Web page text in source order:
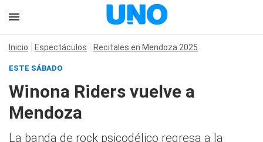
Inicio Espectáculos Recitales en Mendoza 2025
ESTE SÁBADO
Winona Riders vuelve a
Mendoza
La banda de rock psicodélico regresa a la